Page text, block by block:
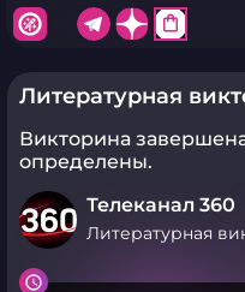
shopping_bag
Литературная
Викторина
определены.
Телеканал 360
Литературная